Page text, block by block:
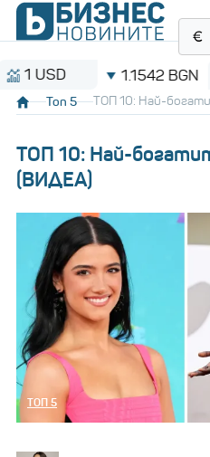
1.1542 BGN
Топ 5 ТОП 10: Най-
ТОП 10: Най-
(ВИДЕА)
ТОП 5